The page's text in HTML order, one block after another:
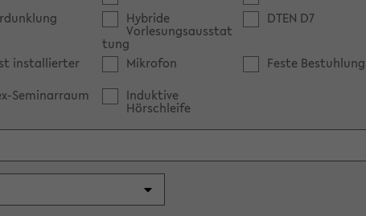
Hybride
Vorlesungsausstat
tung
DTEN D7
installierter Mikrofon Feste Bestuhlung
Seminarraum
Induktive
Hörschleife